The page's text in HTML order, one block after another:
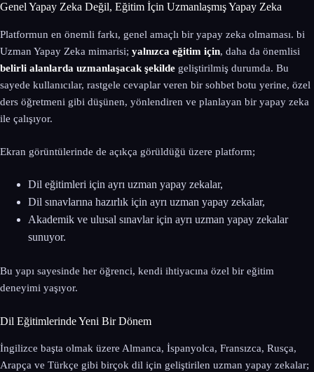
Genel Yapay Zeka Değil, Eğitim İçin Uzmanlaşmış Yapay Zeka
Platformun en önemli farkı, genel amaçlı bir yapay zeka olmaması. bi
Uzman Yapay Zeka mimarisi; yalnızca eğitim için, daha da önemlisi
belirli alanlarda uzmanlaşacak şekilde geliştirilmiş durumda. Bu
sayede kullanıcılar, rastgele cevaplar veren bir sohbet botu yerine, özel
ders öğretmeni gibi düşünen, yönlendiren ve planlayan bir yapay zeka
ile çalışıyor.
Ekran görüntülerinde de açıkça görüldüğü üzere platform;
Dil eğitimleri için ayrı uzman yapay zekalar,
Dil sınavlarına hazırlık için ayrı uzman yapay zekalar,
Akademik ve ulusal sınavlar için ayrı uzman yapay zekalar
sunuyor.
Bu yapı sayesinde her öğrenci, kendi ihtiyacına özel bir eğitim
deneyimi yaşıyor.
Dil Eğitimlerinde Yeni Bir Dönem
İngilizce başta olmak üzere Almanca, İspanyolca, Fransızca, Rusça,
Arapça ve Türkçe gibi birçok dil için geliştirilen uzman yapay zekalar;